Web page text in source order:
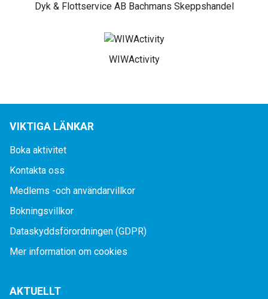
Dyk & Flottservice AB Bachmans Skeppshandel
WIWActivity
VIKTIGA LÄNKAR
Boka aktivitet
Kontakta oss
Medlems -och användarvillkor
Bokningsvillkor
Dataskyddsförordningen (GDPR)
Mer information om cookies
AKTUELLT